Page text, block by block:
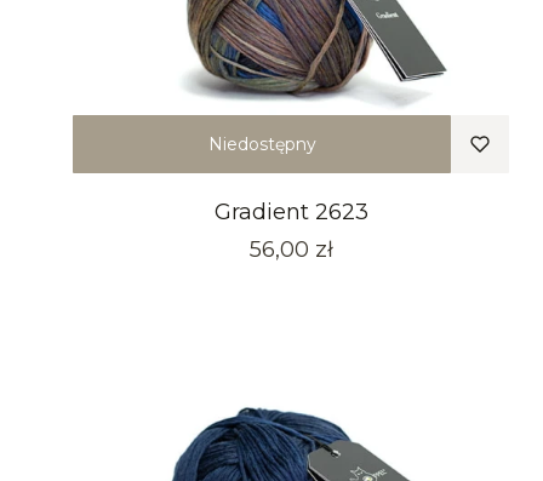
Niedostępny
Gradient 2623
Cena
56,00 zł